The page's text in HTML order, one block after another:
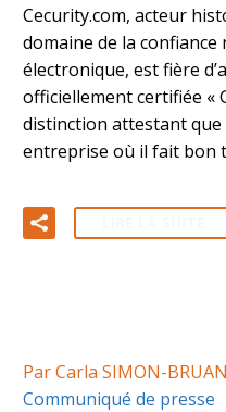
Cecurity.com, acteur
domaine de la confiance
électronique, est fière
officiellement certifiée «
distinction attestant que
entreprise où il fait bon
Par Carla SIMON-
Communiqué de presse